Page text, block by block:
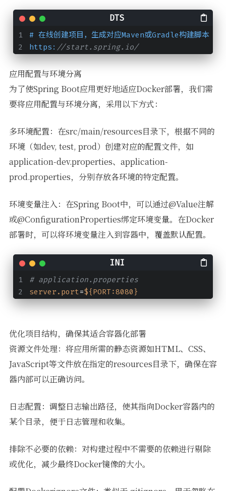
# 在线创建项目，生成对应Maven或Gradle构建脚本
https: //start.spring.io/
应用配置与环境分离
为了使Spring Boot应用更好地适应Docker部署，我们需
要将应用配置与环境分离，采用以下方式：
多环境配置：在src/main/resources目录下，根据不同的
环境（如dev, test, prod）创建对应的配置文件，如
application-dev.properties、application-
prod.properties，分别存放各环境的特定配置。
环境变量注入：在Spring Boot中，可以通过@Value注解
或@ConfigurationProperties绑定环境变量。在Docker
部署时，可以将环境变量注入到容器中，覆盖默认配置。
# application.properties
server.port=${PORT:8080}
优化项目结构，确保其适合容器化部署
资源文件处理：将应用所需的静态资源如HTML、CSS、
JavaScript等文件放在指定的resources目录下，确保在容
器内部可以正确访问。
日志配置：调整日志输出路径，使其指向Docker容器内的
某个目录，便于日志管理和收集。
排除不必要的依赖：对构建过程中不需要的依赖进行剔除
或优化，减少最终Docker镜像的大小。